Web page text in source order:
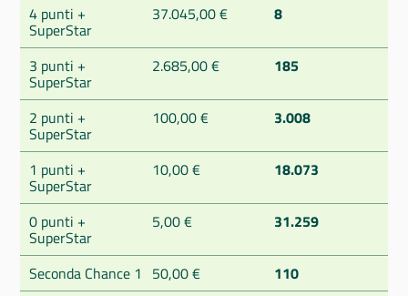
4 punti +
SuperStar
37.045,00 € 8
3 punti +
SuperStar
2.685,00 € 185
2 punti +
SuperStar
100,00 € 3.008
1 punti +
SuperStar
10,00 € 18.073
0 punti +
SuperStar
5,00 € 31.259
Seconda Chance 1 50,00 €
110